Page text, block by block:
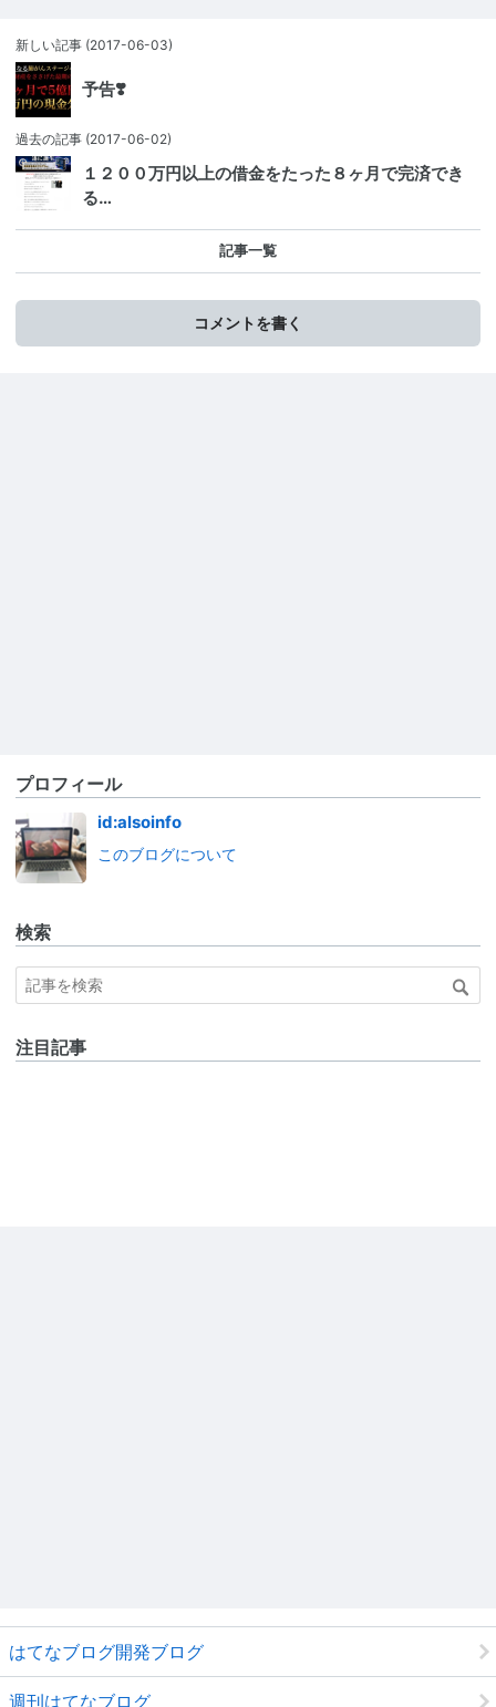
新しい記事 (2017-06-03)
予告❣️
過去の記事 (2017-06-02)
１２００万円以上の借金をたった８ヶ月で完済でき
る…
記事一覧
コメントを書く
プロフィール
id:alsoinfo
このブログについて
検索
注目記事
はてなブログ開発ブログ
週刊はてなブログ